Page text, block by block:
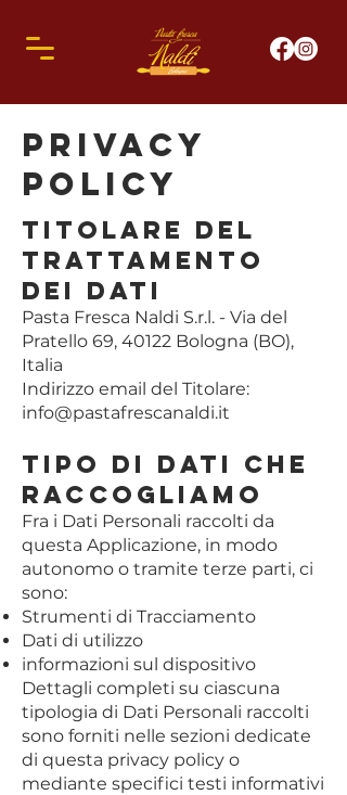
privacy
policy
Titolare del
Trattamento
dei Dati
Pasta Fresca Naldi S.r.l. - Via del
Pratello 69, 40122 Bologna (BO),
Italia
Indirizzo email del Titolare:
info@pastafrescanaldi.it
Tipo di Dati che
raccogliamo
Fra i Dati Personali raccolti da
questa Applicazione, in modo
autonomo o tramite terze parti, ci
sono:
Strumenti di Tracciamento
Dati di utilizzo
informazioni sul dispositivo
Dettagli completi su ciascuna
tipologia di Dati Personali raccolti
sono forniti nelle sezioni dedicate
di questa privacy policy o
mediante specifici testi informativi